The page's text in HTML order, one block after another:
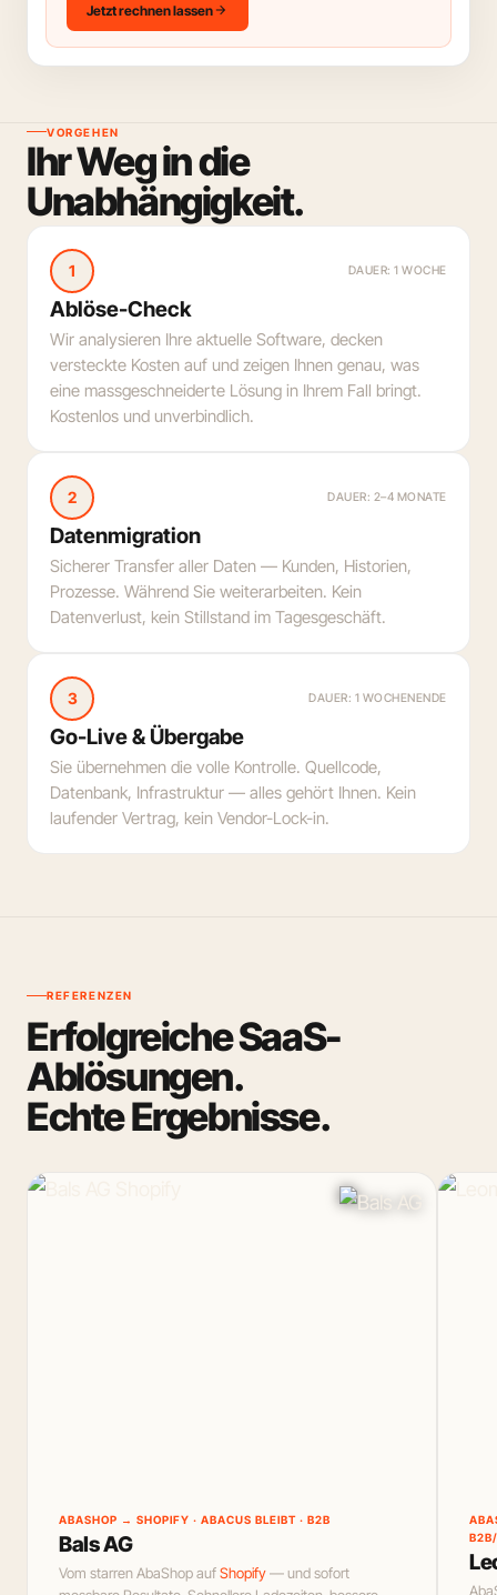
Jetzt rechnen lassenarrow_forward
VORGEHEN
Ihr Weg in die
Unabhängigkeit.
1 DAUER: 1 WOCHE
Ablöse-Check
Wir analysieren Ihre aktuelle Software, decken
versteckte Kosten auf und zeigen Ihnen genau, was
eine massgeschneiderte Lösung in Ihrem Fall bringt.
Kostenlos und unverbindlich.
2 DAUER: 2–4 MONATE
Datenmigration
Sicherer Transfer aller Daten — Kunden, Historien,
Prozesse. Während Sie weiterarbeiten. Kein
Datenverlust, kein Stillstand im Tagesgeschäft.
3 DAUER: 1 WOCHENENDE
Go-Live & Übergabe
Sie übernehmen die volle Kontrolle. Quellcode,
Datenbank, Infrastruktur — alles gehört Ihnen. Kein
laufender Vertrag, kein Vendor-Lock-in.
REFERENZEN
Erfolgreiche SaaS-
Ablösungen.
Echte Ergebnisse.
ABASHOP → SHOPIFY · ABACUS BLEIBT · B2B
Bals AG
Vom starren AbaShop aufShopify— und sofort